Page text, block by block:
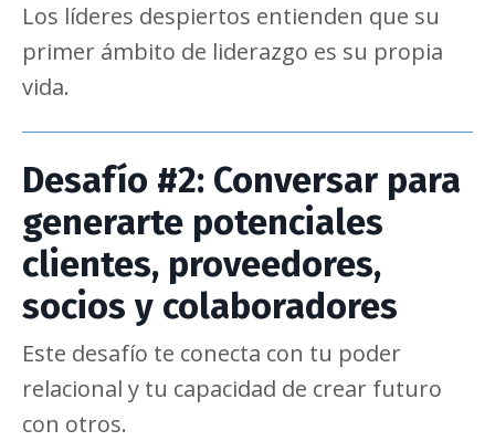
Los líderes despiertos entienden que su
primer ámbito de liderazgo es su propia
vida.
Desafío #2: Conversar para
generarte potenciales
clientes, proveedores,
socios y colaboradores
Este desafío te conecta con tu poder
relacional y tu capacidad de crear futuro
con otros.